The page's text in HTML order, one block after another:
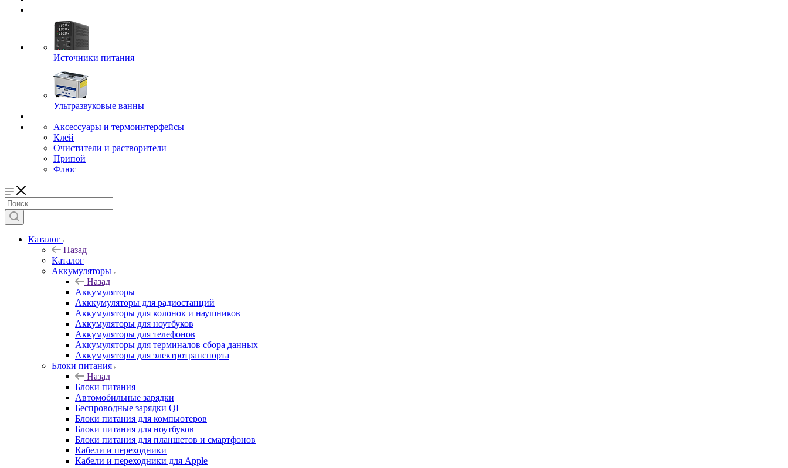
Источники питания
Ультразвуковые ванны
Аксессуары и термоинтерфейсы
Клей
Очистители и растворители
Припой
Флюс
Каталог
Назад
Каталог
Аккумуляторы
Назад
Аккумуляторы
Акккумуляторы для радиостанций
Аккумуляторы для колонок и наушников
Аккумуляторы для ноутбуков
Аккумуляторы для телефонов
Аккумуляторы для терминалов сбора данных
Аккумуляторы для электротранспорта
Блоки питания
Назад
Блоки питания
Автомобильные зарядки
Беспроводные зарядки QI
Блоки питания для компьютеров
Блоки питания для ноутбуков
Блоки питания для планшетов и смартфонов
Кабели и переходники
Кабели и переходники для Apple